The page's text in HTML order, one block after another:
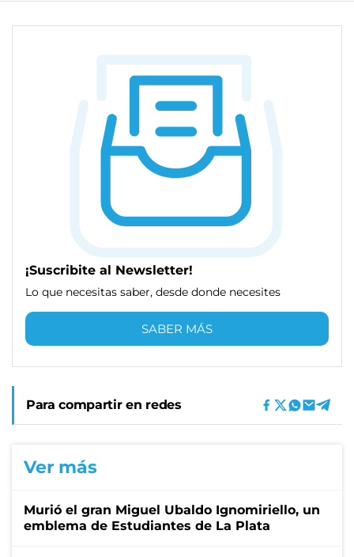
¡Suscribite al Newsletter!
Lo que necesitas saber, desde donde necesites
SABER MÁS
Para compartir en redes
Ver más
Murió el gran Miguel Ubaldo Ignomiriello, un
emblema de Estudiantes de La Plata